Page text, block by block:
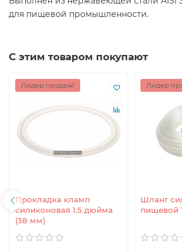
для пищевой промышленности.
С этим товаром покупают
Лидер продаж!
Прокладка кламп
силиконовая 1.5 дюйма
(38 мм)
Лидер
Шланг
пищевой